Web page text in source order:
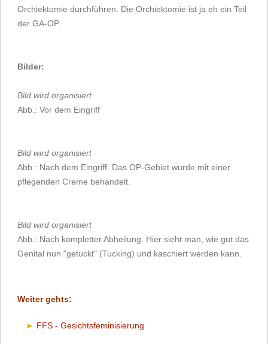
Orchiektomie durchführen. Die Orchiektomie ist ja eh ein Teil
der GA-OP.
Bilder:
Bild wird organisiert
Abb.: Vor dem Eingriff
Bild wird organisiert
Abb.: Nach dem Eingriff. Das OP-Gebiet wurde mit einer
pflegenden Creme behandelt.
Bild wird organisiert
Abb.: Nach kompletter Abheilung. Hier sieht man, wie gut das
Genital nun "getuckt" (Tucking) und kaschiert werden kann.
Weiter gehts:
FFS - Gesichtsfeminisierung